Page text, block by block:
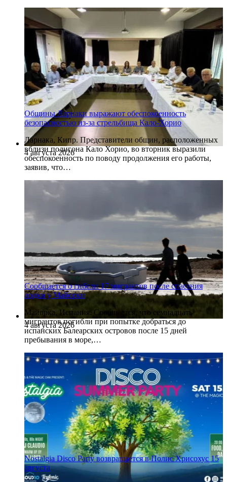
4 августа 2026
Общины Ларнаки выражают обеспокоенность
безопасностью из-за стрельбища Кало-Хорио
Ларнака, Кипр. Представители общин, расположенных
вблизи полигона Кало Хорио, во вторник выразили
обеспокоенность по поводу продолжения его работы,
заявив, что…
4 августа 2026
Сообщается о гибели 17 мигрантов после спасения
лодки у Майорки
Майорка, Испания. Сообщается, что семнадцать
мигрантов погибли при попытке добраться до
испанских Балеарских островов после 15 дней
пребывания в море,…
Nostalgia Disco Party возвращается в Полис Хрисохус 15
августа